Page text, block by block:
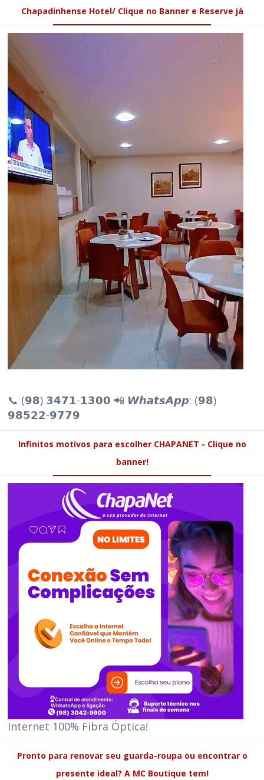
Chapadinhense Hotel/ Clique no Banner e Reserve já
📞 (𝟵𝟴) 𝟯𝟰𝟳𝟭-𝟭𝟯𝟬𝟬 📲 𝙒𝙝𝙖𝙩𝙨𝘼𝙥𝙥: (𝟵𝟴)
𝟵𝟴𝟱𝟮𝟮-𝟵𝟳𝟳𝟵
Infinitos motivos para escolher CHAPANET - Clique no
banner!
Internet 100% Fibra Óptica!
Pronto para renovar seu guarda-roupa ou encontrar o
presente ideal? A MC Boutique tem!